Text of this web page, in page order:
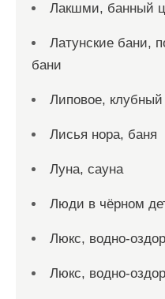
Лакшми, банный
Латунские бани,
бани
Липовое, клубный
Лисья нора, баня
Луна, сауна
Люди в чёрном
Люкс, водно-
Люкс, водно-